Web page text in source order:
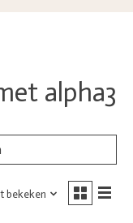
alpha3
bekeken